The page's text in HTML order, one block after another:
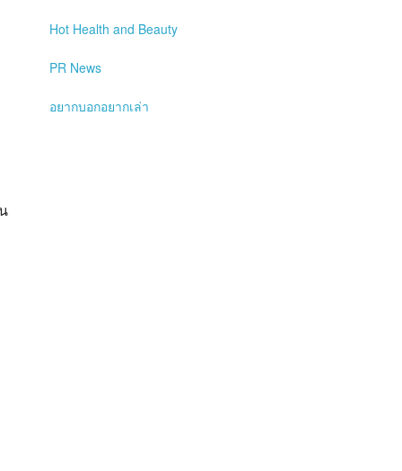
Hot Health and Beauty
PR News
อยากบอกอยากเล่า